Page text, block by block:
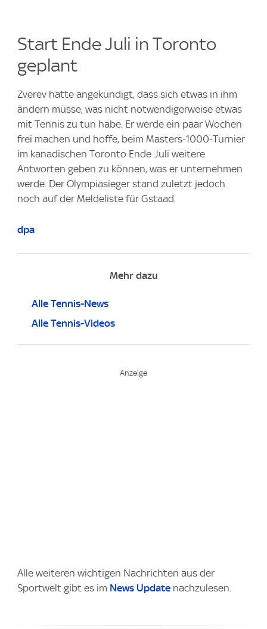
Start Ende Juli in Toronto
geplant
Zverev hatte angekündigt, dass sich etwas in ihm
ändern müsse, was nicht notwendigerweise etwas
mit Tennis zu tun habe. Er werde ein paar Wochen
frei machen und hoffe, beim Masters-1000-Turnier
im kanadischen Toronto Ende Juli weitere
Antworten geben zu können, was er unternehmen
werde. Der Olympiasieger stand zuletzt jedoch
noch auf der Meldeliste für Gstaad.
dpa
Mehr dazu
Alle Tennis-News
Alle Tennis-Videos
Alle weiteren wichtigen Nachrichten aus der
Sportwelt gibt es im News Update nachzulesen.